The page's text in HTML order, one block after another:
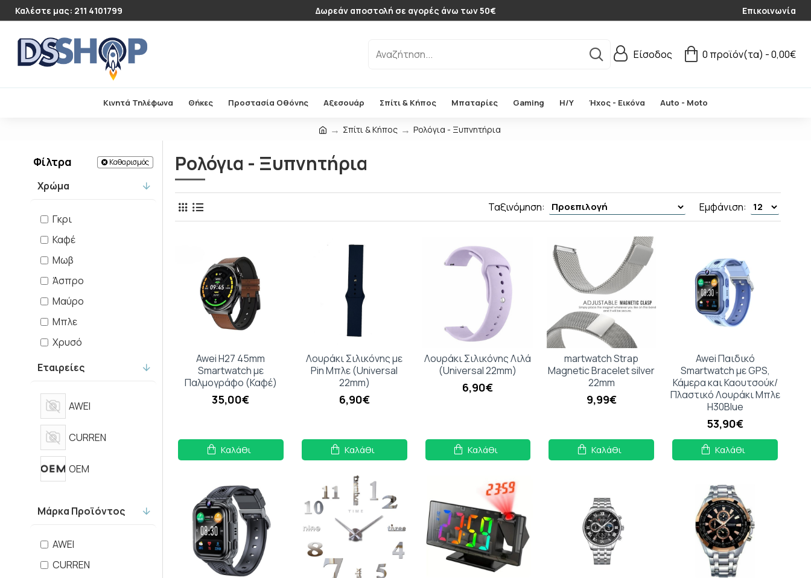
Καλέστε μας: 211 4101799 Δωρεάν αποστολή σε αγορές άνω των 50€ Επικοινωνία
Είσοδος 0 προϊόν(τα) - 0,00€
Κινητά Τηλέφωνα Θήκες Προστασία Οθόνης Αξεσουάρ Σπίτι & Κήπος Μπαταρίες Gaming Η/Υ Ήχος - Εικόνα Auto - Moto
Σπίτι & Κήπος Ρολόγια - Ξυπνητήρια
Φίλτρα Καθαρισμός
Εταιρείες
AWEI
CURREN
OEM
Μάρκα Προϊόντος
AWEI
CURREN
Χρώμα
Γκρι
Καφέ
Μωβ
Άσπρο
Μαύρο
Μπλε
Χρυσό
Ασημί
Ρολόγια - Ξυπνητήρια
Ταξινόμηση: Εμφάνιση:
Awei H27 45mm
Smartwatch με
Παλμογράφο (Καφέ)
35,00€
Καλάθι
Λουράκι Σιλικόνης με
Pin Μπλε (Universal
22mm)
6,90€
Καλάθι
Λουράκι Σιλικόνης Λιλά
(Universal 22mm)
6,90€
Καλάθι
martwatch Strap
Magnetic Bracelet silver
22mm
9,99€
Καλάθι
Awei Παιδικό
Smartwatch με GPS,
Κάμερα και Καουτσούκ/
Πλαστικό Λουράκι Μπλε
H30Blue
53,90€
Καλάθι